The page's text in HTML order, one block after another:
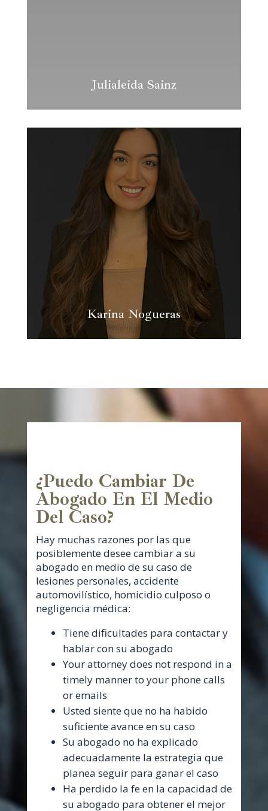
Julialeida Sainz
Karina Nogueras
¿Puedo Cambiar De
Abogado En El Medio
Del Caso?
Hay muchas razones por las que
posiblemente desee cambiar a su
abogado en medio de su caso de
lesiones personales, accidente
automovilístico, homicidio culposo o
negligencia médica:
Tiene dificultades para contactar y
hablar con su abogado
Your attorney does not respond in a
timely manner to your phone calls
or emails
Usted siente que no ha habido
suficiente avance en su caso
Su abogado no ha explicado
adecuadamente la estrategia que
planea seguir para ganar el caso
Ha perdido la fe en la capacidad de
su abogado para obtener el mejor